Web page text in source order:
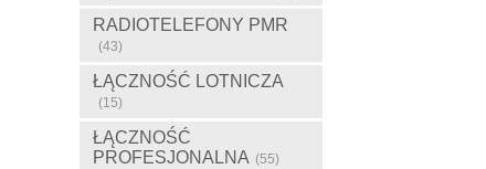
RADIOTELEFONY PMR
(43)
ŁĄCZNOŚĆ LOTNICZA
(15)
ŁĄCZNOŚĆ
PROFESJONALNA (55)